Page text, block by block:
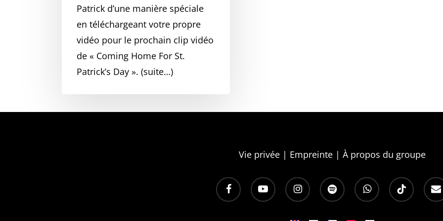
Patrick d’une manière spéciale
en téléchargeant votre propre
vidéo pour le prochain clip vidéo
de « Coming Home For St.
Patrick’s Day ». (suite…)
Vie privée | Empreinte | À propos du groupe
facebook youtube instagram spotify whatsapp tiktok email
Langue
Oui,